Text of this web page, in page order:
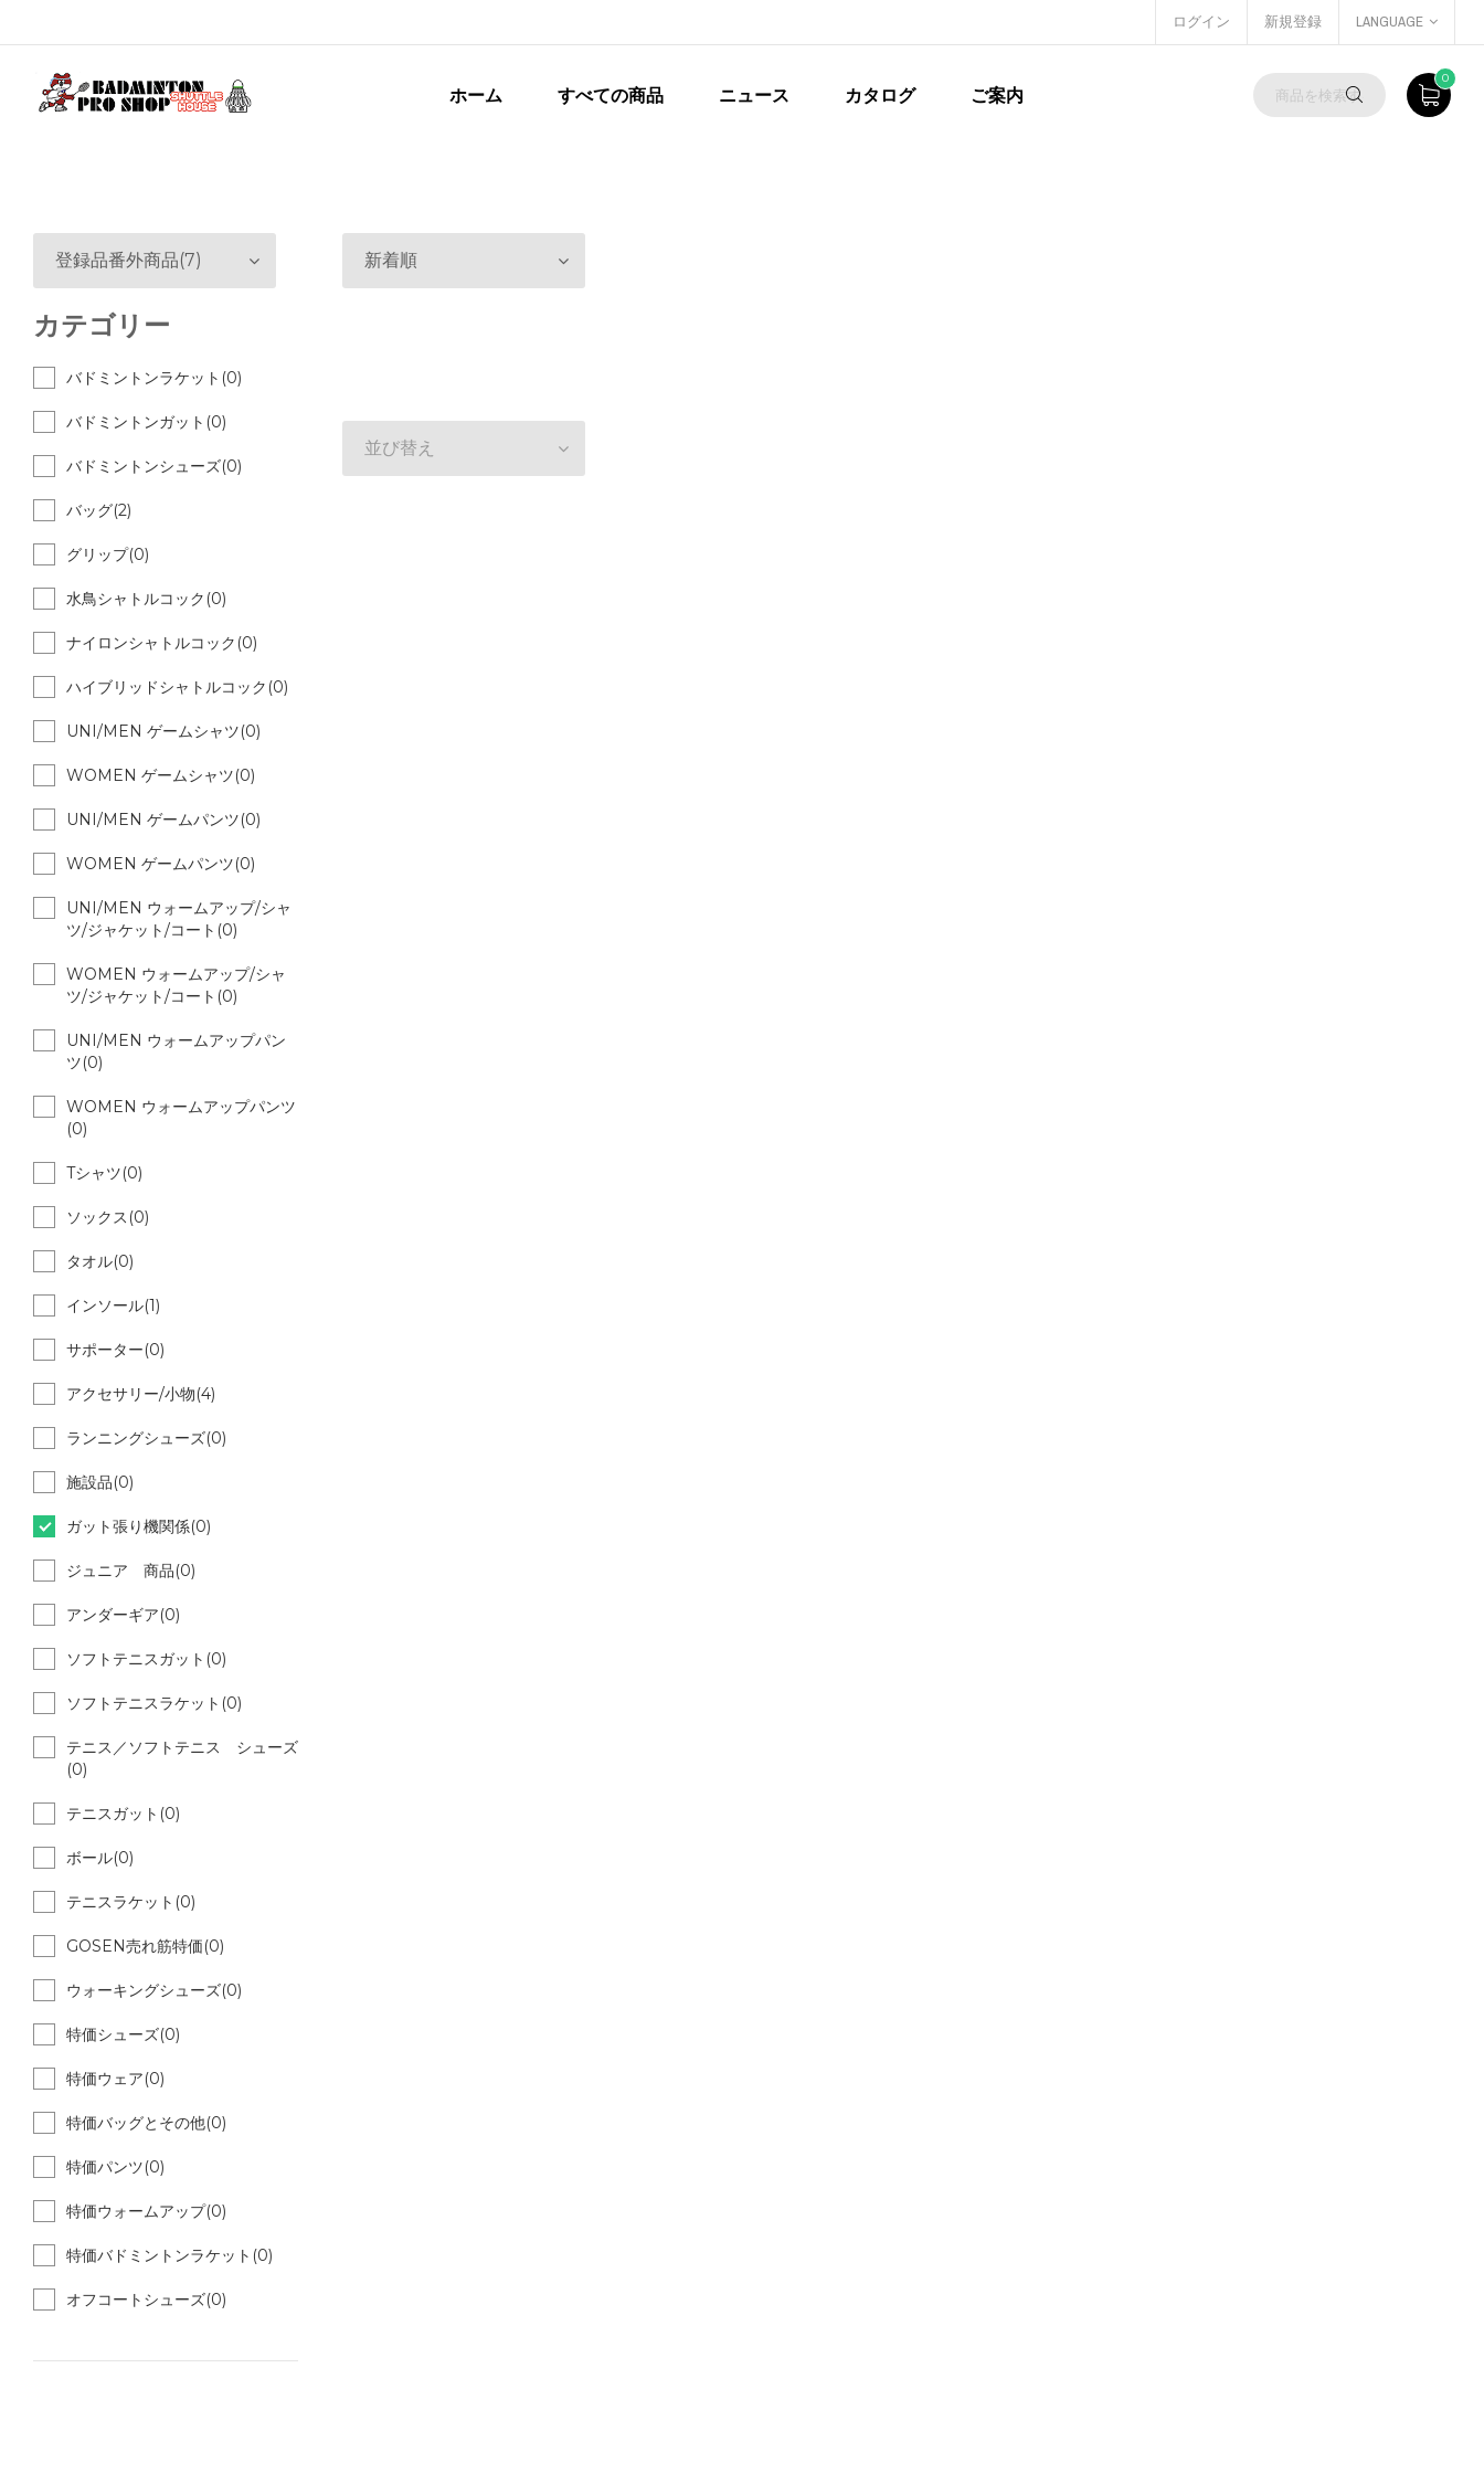
ログイン 新規登録 LANGUAGE
ホーム すべての商品 ニュース カタログ ご案内
0
新着順
並び替え
登録品番外商品(7)
カテゴリー
バドミントンラケット(0)
バドミントンガット(0)
バドミントンシューズ(0)
バッグ(2)
グリップ(0)
水鳥シャトルコック(0)
ナイロンシャトルコック(0)
ハイブリッドシャトルコック(0)
UNI/MEN ゲームシャツ(0)
WOMEN ゲームシャツ(0)
UNI/MEN ゲームパンツ(0)
WOMEN ゲームパンツ(0)
UNI/MEN ウォームアップ/シャ
ツ/ジャケット/コート(0)
WOMEN ウォームアップ/シャ
ツ/ジャケット/コート(0)
UNI/MEN ウォームアップパン
ツ(0)
WOMEN ウォームアップパンツ
(0)
Tシャツ(0)
ソックス(0)
タオル(0)
インソール(1)
サポーター(0)
アクセサリー/小物(4)
ランニングシューズ(0)
施設品(0)
ガット張り機関係(0)
ジュニア 商品(0)
アンダーギア(0)
ソフトテニスガット(0)
ソフトテニスラケット(0)
テニス／ソフトテニス シューズ
(0)
テニスガット(0)
ボール(0)
テニスラケット(0)
GOSEN売れ筋特価(0)
ウォーキングシューズ(0)
特価シューズ(0)
特価ウェア(0)
特価バッグとその他(0)
特価パンツ(0)
特価ウォームアップ(0)
特価バドミントンラケット(0)
オフコートシューズ(0)